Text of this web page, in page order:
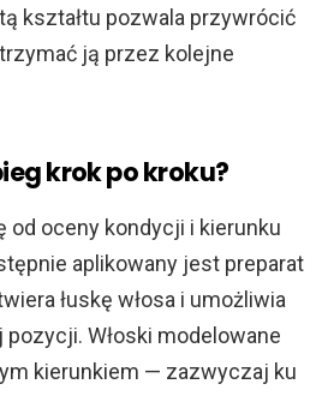
kształtu pozwala przywrócić
ją przez kolejne
krok po kroku?
od oceny kondycji i kierunku
aplikowany jest preparat
łuskę włosa i umożliwia
pozycji. Włoski modelowane
kierunkiem — zazwyczaj ku